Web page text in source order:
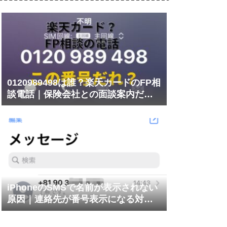
0120989498は誰？楽天カードのFP相
談電話｜保険会社との面談案内だっ
た
iPhoneのSMSで名前が表示されない
原因｜連絡先が番号表示になる対処
法